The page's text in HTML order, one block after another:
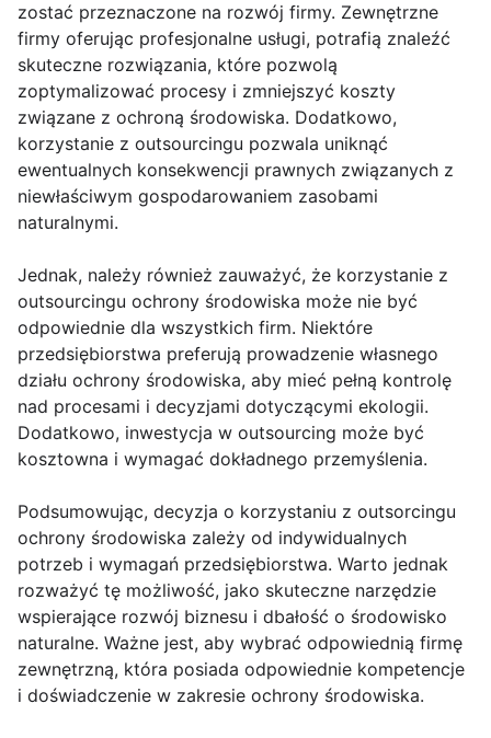
zostać przeznaczone na rozwój firmy. Zewnętrzne
firmy oferując profesjonalne usługi, potrafią znaleźć
skuteczne rozwiązania, które pozwolą
zoptymalizować procesy i zmniejszyć koszty
związane z ochroną środowiska. Dodatkowo,
korzystanie z outsourcingu pozwala uniknąć
ewentualnych konsekwencji prawnych związanych z
niewłaściwym gospodarowaniem zasobami
naturalnymi.
Jednak, należy również zauważyć, że korzystanie z
outsourcingu ochrony środowiska może nie być
odpowiednie dla wszystkich firm. Niektóre
przedsiębiorstwa preferują prowadzenie własnego
działu ochrony środowiska, aby mieć pełną kontrolę
nad procesami i decyzjami dotyczącymi ekologii.
Dodatkowo, inwestycja w outsourcing może być
kosztowna i wymagać dokładnego przemyślenia.
Podsumowując, decyzja o korzystaniu z outsorcingu
ochrony środowiska zależy od indywidualnych
potrzeb i wymagań przedsiębiorstwa. Warto jednak
rozważyć tę możliwość, jako skuteczne narzędzie
wspierające rozwój biznesu i dbałość o środowisko
naturalne. Ważne jest, aby wybrać odpowiednią firmę
zewnętrzną, która posiada odpowiednie kompetencje
i doświadczenie w zakresie ochrony środowiska.